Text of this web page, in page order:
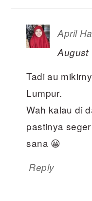
April
August
Tadi au
Lumpur.
Wah kalau di
pastinya
sana 😀
Reply